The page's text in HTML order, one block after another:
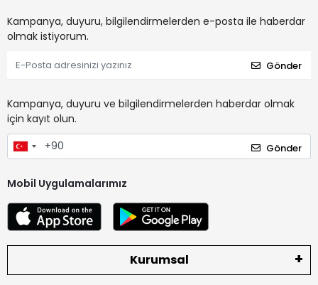
Kampanya, duyuru, bilgilendirmelerden e-posta ile haberdar
olmak istiyorum.
Gönder
Kampanya, duyuru ve bilgilendirmelerden haberdar olmak
için kayıt olun.
Gönder
Mobil Uygulamalarımız
Kurumsal